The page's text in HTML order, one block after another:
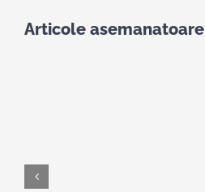
Articole asemanatoare